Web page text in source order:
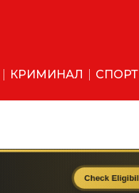
КРИМИНАЛ СПОРТ